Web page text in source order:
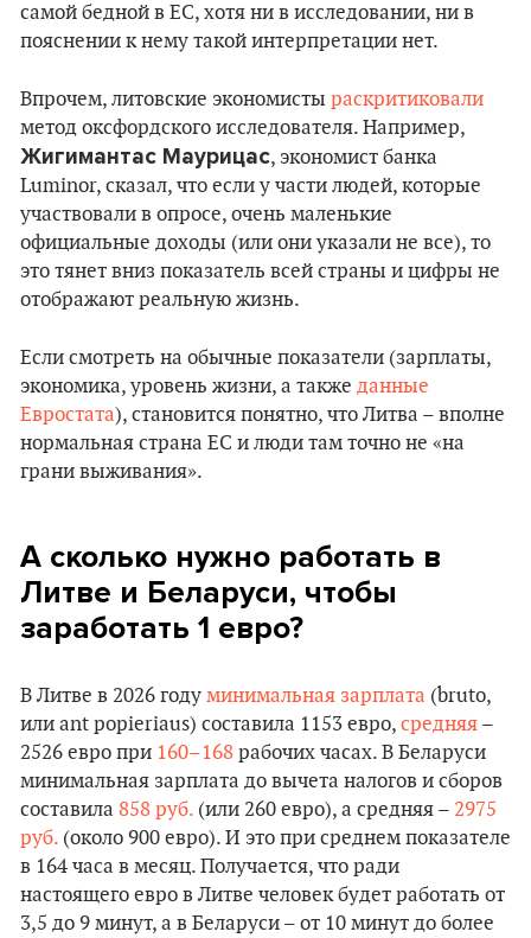
самой бедной в ЕС, хотя ни в исследовании, ни в
пояснении к нему такой интерпретации нет.
Впрочем, литовские экономисты раскритиковали
метод оксфордского исследователя. Например,
Жигимантас Маурицас, экономист банка
Luminor, сказал, что если у части людей, которые
участвовали в опросе, очень маленькие
официальные доходы (или они указали не все), то
это тянет вниз показатель всей страны и цифры не
отображают реальную жизнь.
Если смотреть на обычные показатели (зарплаты,
экономика, уровень жизни, а также данные
Евростата), становится понятно, что Литва – вполне
нормальная страна ЕС и люди там точно не «на
грани выживания».
А сколько нужно работать в
Литве и Беларуси, чтобы
заработать 1 евро?
В Литве в 2026 году минимальная зарплата (bruto,
или ant popieriaus) составила 1153 евро, средняя –
2526 евро при 160–168 рабочих часах. В Беларуси
минимальная зарплата до вычета налогов и сборов
составила 858 руб. (или 260 евро), а средняя – 2975
руб. (около 900 евро). И это при среднем показателе
в 164 часа в месяц. Получается, что ради
настоящего евро в Литве человек будет работать от
3,5 до 9 минут, а в Беларуси – от 10 минут до более